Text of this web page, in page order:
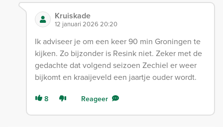
Kruiskade
12 januari 2026 20:20
Ik adviseer je om een keer 90 min Groningen te
kijken. Zo bijzonder is Resink niet. Zeker met de
gedachte dat volgend seizoen Zechiel er weer
bijkomt en kraaijeveld een jaartje ouder wordt.
8 Reageer